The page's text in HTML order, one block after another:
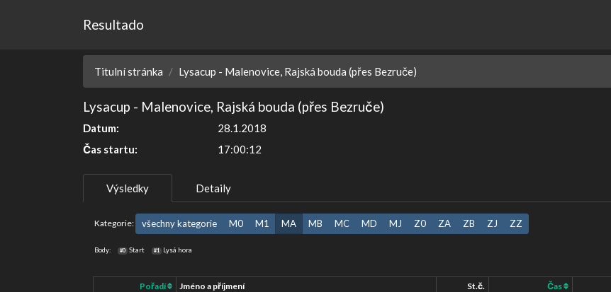
Resultado
Titulní stránka Lysacup - Malenovice, Rajská bouda (přes Bezruče)
Lysacup - Malenovice, Rajská bouda (přes Bezruče)
Datum:
28.1.2018
Čas startu:
17:00:12
Výsledky Detaily
Kategorie: všechny kategorie M0 M1 MA MB MC MD MJ Z0 ZA ZB ZJ ZZ
Body: #0 Start #1 Lysá hora
Pořadí Jméno a příjmení St.č. Čas